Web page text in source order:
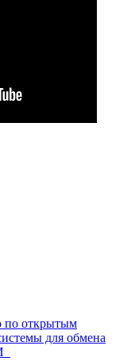
по открытым
для обмена